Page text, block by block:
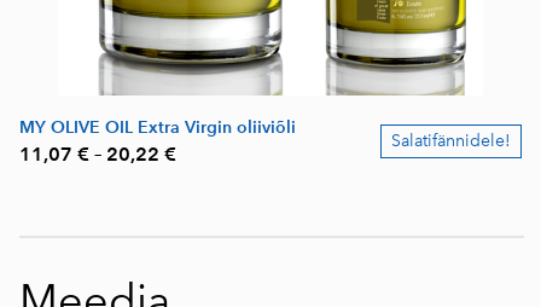
MY OLIVE OIL Extra Virgin oliiviõli
11,07 € – 20,22 €
Salatifännidele!